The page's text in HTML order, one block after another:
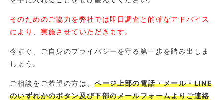
そのためのご協力を弊社では即日調査と的確なアドバイス
により、実施させていただきます。
今すぐ、ご自身のプライバシーを守る第一歩を踏み出しま
しょう。
ご相談をご希望の方は、ページ上部の電話・メール・LINE
のいずれかのボタン及び下部のメールフォームよりご連絡